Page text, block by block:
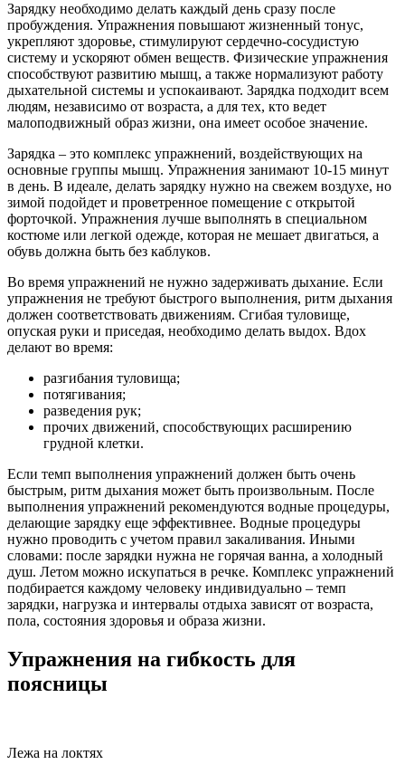
Зарядку необходимо делать каждый день сразу после
пробуждения. Упражнения повышают жизненный тонус,
укрепляют здоровье, стимулируют сердечно-сосудистую
систему и ускоряют обмен веществ. Физические упражнения
способствуют развитию мышц, а также нормализуют работу
дыхательной системы и успокаивают. Зарядка подходит всем
людям, независимо от возраста, а для тех, кто ведет
малоподвижный образ жизни, она имеет особое значение.
Зарядка – это комплекс упражнений, воздействующих на
основные группы мышц. Упражнения занимают 10-15 минут
в день. В идеале, делать зарядку нужно на свежем воздухе, но
зимой подойдет и проветренное помещение с открытой
форточкой. Упражнения лучше выполнять в специальном
костюме или легкой одежде, которая не мешает двигаться, а
обувь должна быть без каблуков.
Во время упражнений не нужно задерживать дыхание. Если
упражнения не требуют быстрого выполнения, ритм дыхания
должен соответствовать движениям. Сгибая туловище,
опуская руки и приседая, необходимо делать выдох. Вдох
делают во время:
разгибания туловища;
потягивания;
разведения рук;
прочих движений, способствующих расширению
грудной клетки.
Если темп выполнения упражнений должен быть очень
быстрым, ритм дыхания может быть произвольным. После
выполнения упражнений рекомендуются водные процедуры,
делающие зарядку еще эффективнее. Водные процедуры
нужно проводить с учетом правил закаливания. Иными
словами: после зарядки нужна не горячая ванна, а холодный
душ. Летом можно искупаться в речке. Комплекс упражнений
подбирается каждому человеку индивидуально – темп
зарядки, нагрузка и интервалы отдыха зависят от возраста,
пола, состояния здоровья и образа жизни.
Упражнения на гибкость для
поясницы
Лежа на локтях